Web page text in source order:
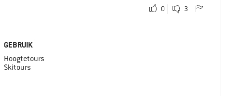
0 3
GEBRUIK
Hoogtetours
Skitours